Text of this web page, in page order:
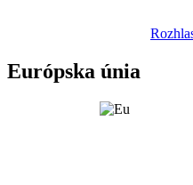
Európska únia